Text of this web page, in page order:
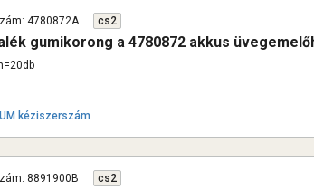
4780872A cs2
gumikorong a 4780872 akkus
kéziszerszám
8891900B cs2